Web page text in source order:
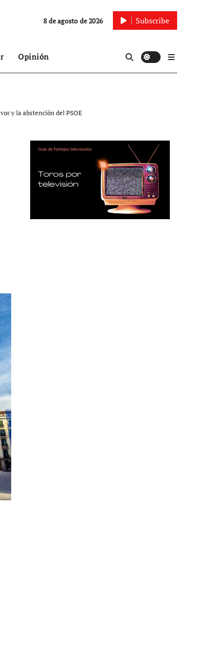
8 de agosto de 2026 Subscribe
Opinión
y la abstención del PSOE